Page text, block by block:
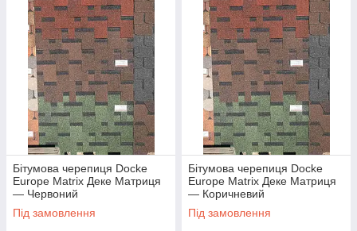
Бітумова черепиця Docke
Europe Matrix Деке Матриця
— Червоний
Під замовлення
Бітумова черепиця Docke
Europe Matrix Деке Матриця
— Коричневий
Під замовлення